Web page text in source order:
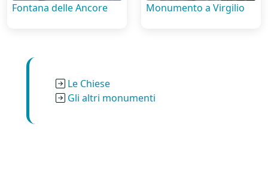
Fontana delle Ancore Monumento a Virgilio
Le Chiese
Gli altri monumenti